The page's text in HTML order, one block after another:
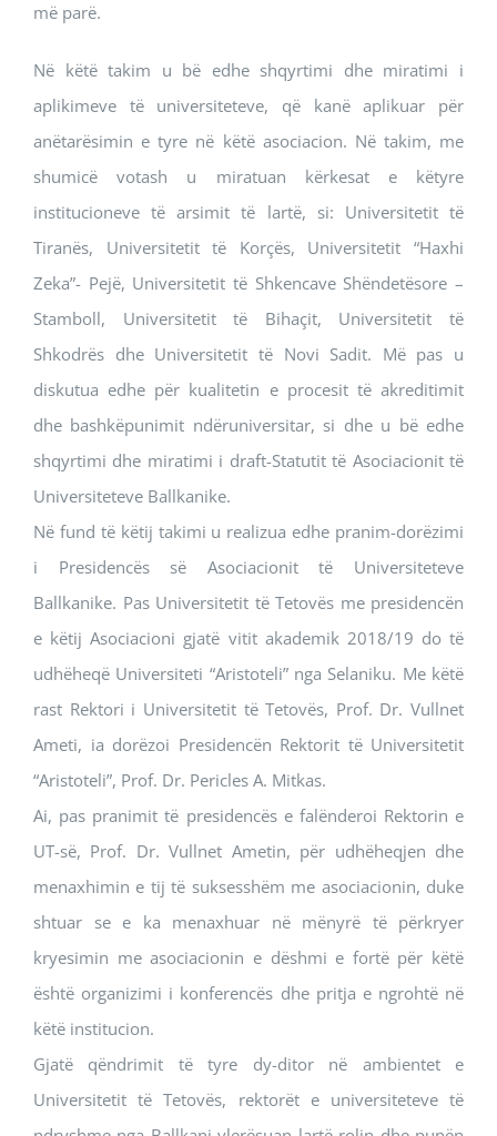
më parë.
Në këtë takim u bë edhe shqyrtimi dhe miratimi i
aplikimeve të universiteteve, që kanë aplikuar për
anëtarësimin e tyre në këtë asociacion. Në takim, me
shumicë votash u miratuan kërkesat e këtyre
institucioneve të arsimit të lartë, si: Universitetit të
Tiranës, Universitetit të Korçës, Universitetit “Haxhi
Zeka”- Pejë, Universitetit të Shkencave Shëndetësore –
Stamboll, Universitetit të Bihaçit, Universitetit të
Shkodrës dhe Universitetit të Novi Sadit. Më pas u
diskutua edhe për kualitetin e procesit të akreditimit
dhe bashkëpunimit ndëruniversitar, si dhe u bë edhe
shqyrtimi dhe miratimi i draft-Statutit të Asociacionit të
Universiteteve Ballkanike.
Në fund të këtij takimi u realizua edhe pranim-dorëzimi
i Presidencës së Asociacionit të Universiteteve
Ballkanike. Pas Universitetit të Tetovës me presidencën
e këtij Asociacioni gjatë vitit akademik 2018/19 do të
udhëheqë Universiteti “Aristoteli” nga Selaniku. Me këtë
rast Rektori i Universitetit të Tetovës, Prof. Dr. Vullnet
Ameti, ia dorëzoi Presidencën Rektorit të Universitetit
“Aristoteli”, Prof. Dr. Pericles A. Mitkas.
Ai, pas pranimit të presidencës e falënderoi Rektorin e
UT-së, Prof. Dr. Vullnet Ametin, për udhëheqjen dhe
menaxhimin e tij të suksesshëm me asociacionin, duke
shtuar se e ka menaxhuar në mënyrë të përkryer
kryesimin me asociacionin e dëshmi e fortë për këtë
është organizimi i konferencës dhe pritja e ngrohtë në
këtë institucion.
Gjatë qëndrimit të tyre dy-ditor në ambientet e
Universitetit të Tetovës, rektorët e universiteteve të